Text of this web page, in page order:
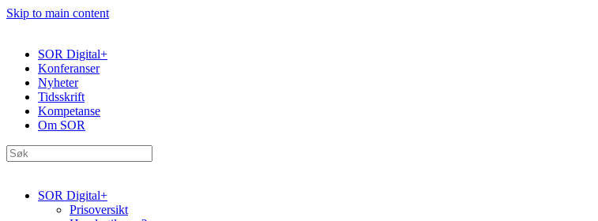
Skip to main content
SOR Digital+
Konferanser
Nyheter
Tidsskrift
Kompetanse
Om SOR
SOR Digital+
Prisoversikt